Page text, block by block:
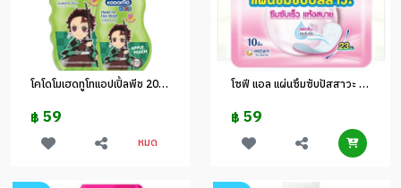
โคโดโมเฮดทูโทแอปเปิ้ลพีช 200 มล.เขียว
฿ 59
หมด
โซฟี แอล แผ่นซึมซับปัสสาวะ 50 cc
฿ 59